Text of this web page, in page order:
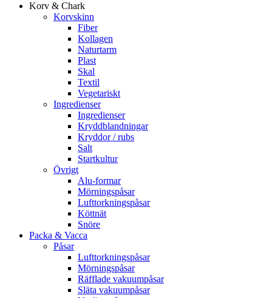
Korv & Chark
Korvskinn
Fiber
Kollagen
Naturtarm
Plast
Skal
Textil
Vegetariskt
Ingredienser
Ingredienser
Kryddblandningar
Kryddor / rubs
Salt
Startkultur
Övrigt
Alu-formar
Mörningspåsar
Lufttorkningspåsar
Köttnät
Snöre
Packa & Vacca
Påsar
Lufttorkningspåsar
Mörningspåsar
Räfflade vakuumpåsar
Släta vakuumpåsar